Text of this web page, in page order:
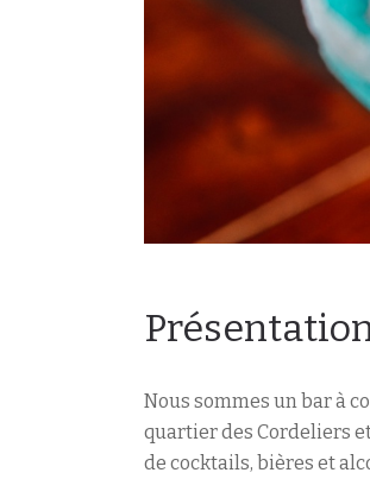
Nous sommes un bar à
quartier des Cordeliers
de cocktails, bières et